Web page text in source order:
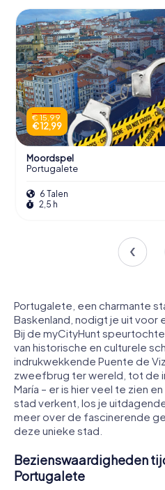
€ 15,99
€ 12,99
Moordspel
Portugalete
6 Talen
2,5 h
Portugalete, een charmante
Baskenland, nodigt je uit voor
Bij de myCityHunt
van historische en culturele
indrukwekkende Puente de
zweefbrug ter wereld, tot de
María – er is hier veel te zien
stad verkent, los je
meer over de fascinerende
deze unieke stad.
Bezienswaardigheden
Portugalete